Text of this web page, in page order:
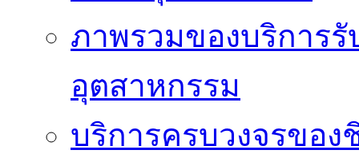
ภาพรวมของบริการ
อุตสาหกรรม
บริการครบวงจรขอ